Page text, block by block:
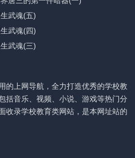
武魂(五)
武魂(四)
武魂(三)
上网导航，全力打造优秀的学校教
括音乐、视频、小说、游戏等热门分
收录学校教育类网站，是本网址站的